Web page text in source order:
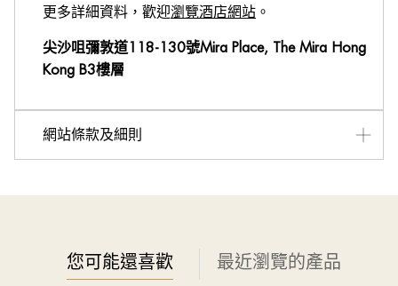
更多詳細資料，歡迎瀏覽酒店網站 。
尖沙咀彌敦道118-130號Mira Place, The Mira Hong
Kong B3樓層
網站條款及細則
優惠包含單次進入享用水療設施、健身中心及恆溫無邊
及信用卡優惠一併使用。
須提早預約。取消預約須於最少24小時前通知。
您可能還喜歡 最近瀏覽的產品